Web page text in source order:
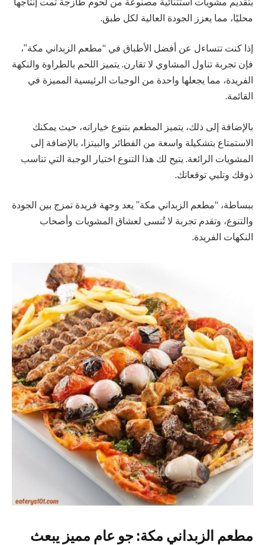
محليًا، مما يعزز الجودة العالية لكل طبق.
إذا كنت تتساءل عن أفضل الأطباق في “مطعم الزبداني مكة”،
فإن تجربة تناول المشاوي لا تقارن. يتميز اللحم بالطراوة والنكهة
الفريدة، مما يجعلها واحدة من الوجبات الرئيسية المميزة في
القائمة.
بالإضافة إلى ذلك، يتميز المطعم بتنوع خياراته، حيث يمكنك
الاستمتاع بتشكيلة واسعة من الفطائر والبيتزا، بالإضافة إلى
المشويات الرائعة. يتيح لك هذا التنوع اختيار الوجبة التي تناسب
ذوقك وتلبي توقعاتك.
ببساطة، “مطعم الزبداني مكة” يعد وجهة فريدة تمزج بين الجودة
والتنوع، وتقدم تجربة لا تُنسى لعشاق المشويات وأصحاب
النكهات الفريدة.
مطعم الزبداني مكة: جو عام مميز يبعث